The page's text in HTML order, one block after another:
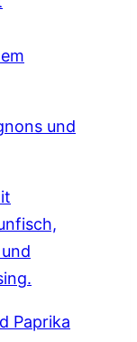
und
Paprika